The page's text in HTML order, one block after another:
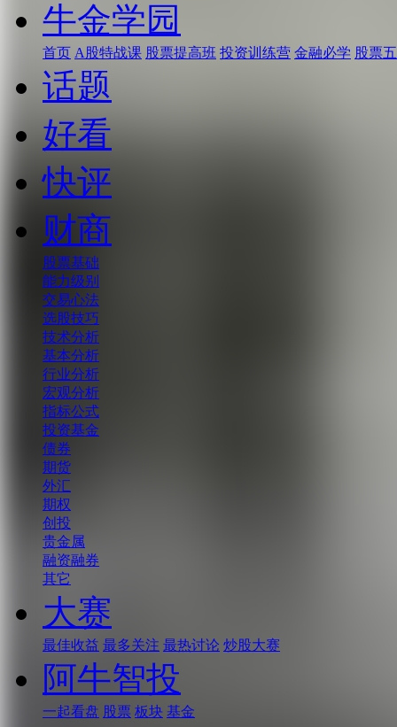
牛金学园
首页 A股特战课 股票提高班 投资训练营 金融必学 股票
话题
好看
快评
财商
股票基础
能力级别
交易心法
选股技巧
技术分析
基本分析
行业分析
宏观分析
指标公式
投资基金
债券
期货
外汇
期权
创投
贵金属
融资融券
其它
大赛
最佳收益 最多关注 最热讨论 炒股大赛
阿牛智投
一起看盘 股票 板块 基金